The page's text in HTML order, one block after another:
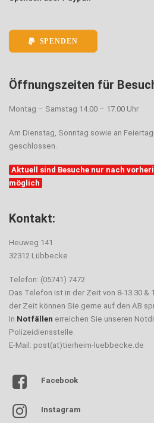
SPENDEN
Öffnungszeiten für
Montag – Samstag 14.00 – 17.00 Uhr
Am Dienstag, Sonntag sowie an
geschlossen.
Aktuell sind Besuche nur nach
möglich
Kontakt:
Heuweg 141
32312 Lübbecke
Telefon: (05741) 7472
Das Telefon ist in der Zeit von 8-13.30 &
der Zeit können Sie gerne auf den AB
In Notfällen erreichen Sie unseren
Polizeidiensstelle.
E-Mail: post(at)tierheim-luebbecke.de
Facebook
Instagram